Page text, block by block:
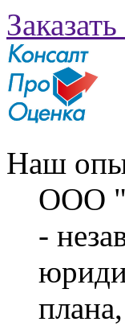
Наш
ООО
-